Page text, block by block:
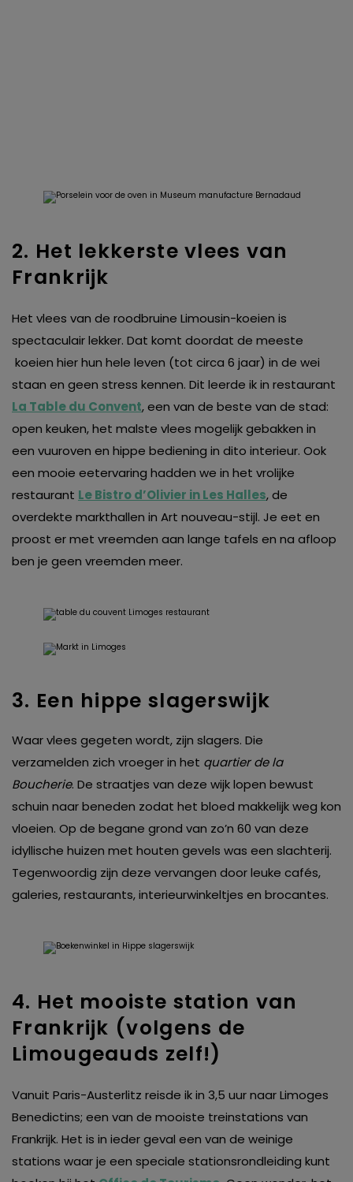
2. Het lekkerste vlees van
Frankrijk
Het vlees van de roodbruine Limousin-koeien is
spectaculair lekker. Dat komt doordat de meeste
koeien hier hun hele leven (tot circa 6 jaar) in de wei
staan en geen stress kennen. Dit leerde ik in restaurant
La Table du Convent, een van de beste van de stad:
open keuken, het malste vlees mogelijk gebakken in
een vuuroven en hippe bediening in dito interieur. Ook
een mooie eetervaring hadden we in het vrolijke
restaurant Le Bistro d’Olivier in Les Halles, de
overdekte markthallen in Art nouveau-stijl. Je eet en
proost er met vreemden aan lange tafels en na afloop
ben je geen vreemden meer.
3. Een hippe slagerswijk
Waar vlees gegeten wordt, zijn slagers. Die
verzamelden zich vroeger in het quartier de la
Boucherie. De straatjes van deze wijk lopen bewust
schuin naar beneden zodat het bloed makkelijk weg kon
vloeien. Op de begane grond van zo’n 60 van deze
idyllische huizen met houten gevels was een slachterij.
Tegenwoordig zijn deze vervangen door leuke cafés,
galeries, restaurants, interieurwinkeltjes en brocantes.
4. Het mooiste station van
Frankrijk (volgens de
Limougeauds zelf!)
Vanuit Paris-Austerlitz reisde ik in 3,5 uur naar Limoges
Benedictins; een van de mooiste treinstations van
Frankrijk. Het is in ieder geval een van de weinige
stations waar je een speciale stationsrondleiding kunt